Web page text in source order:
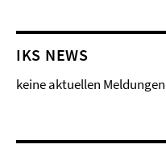
IKS NEWS
keine aktuellen Meldungen